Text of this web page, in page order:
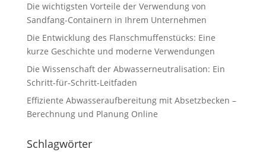
Die wichtigsten Vorteile der Verwendung von
Sandfang-Containern in Ihrem Unternehmen
Die Entwicklung des Flanschmuffenstücks: Eine
kurze Geschichte und moderne Verwendungen
Die Wissenschaft der Abwasserneutralisation: Ein
Schritt-für-Schritt-Leitfaden
Effiziente Abwasseraufbereitung mit Absetzbecken –
Berechnung und Planung Online
Schlagwörter